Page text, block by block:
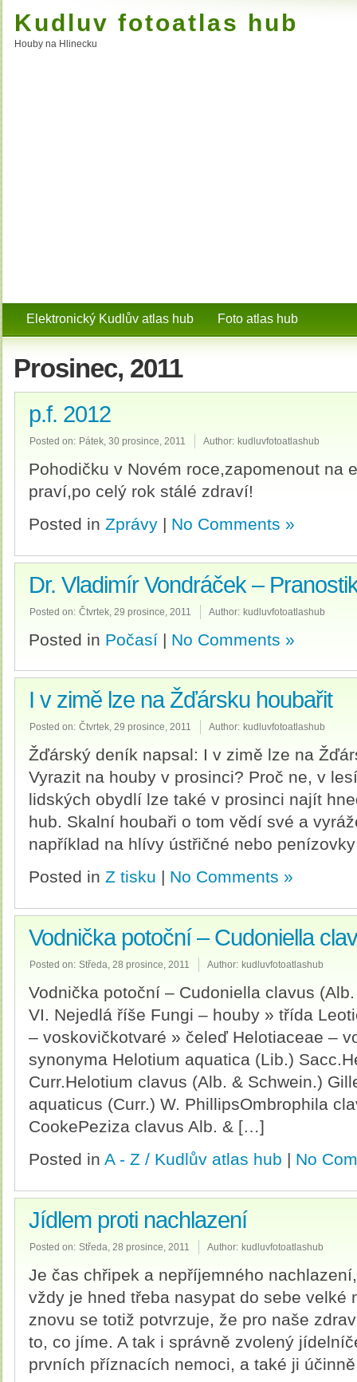
Kudluv fotoatlas hub
Houby na Hlinecku
Elektronický Kudlův atlas hub Foto atlas hub
Prosinec, 2011
p.f. 2012
Posted on: Pátek, 30 prosince, 2011 Author: kudluvfotoatlashub
Pohodičku v Novém roce,zapomenout na
praví,po celý rok stálé zdraví!
Posted in Zprávy | No Comments »
Dr. Vladimír Vondráček –
Posted on: Čtvrtek, 29 prosince, 2011 Author: kudluvfotoatlashub
Posted in Počasí | No Comments »
I v zimě lze na Žďársku houbařit
Posted on: Čtvrtek, 29 prosince, 2011 Author: kudluvfotoatlashub
Žďárský deník napsal: I v zimě lze na
Vyrazit na houby v prosinci? Proč ne, v
lidských obydlí lze také v prosinci najít
hub. Skalní houbaři o tom vědí své a
například na hlívy ústřičné nebo
Posted in Z tisku | No Comments »
Vodnička potoční – Cudoniella
Posted on: Středa, 28 prosince, 2011 Author: kudluvfotoatlashub
Vodnička potoční – Cudoniella clavus
VI. Nejedlá říše Fungi – houby » třída
– voskovičkotvaré » čeleď Helotiaceae –
synonyma Helotium aquatica (Lib.)
Curr.Helotium clavus (Alb. & Schwein.)
aquaticus (Curr.) W. PhillipsOmbrophila
CookePeziza clavus Alb. & […]
Posted in A - Z / Kudlův atlas hub | No
Jídlem proti nachlazení
Posted on: Středa, 28 prosince, 2011 Author: kudluvfotoatlashub
Je čas chřipek a nepříjemného
vždy je hned třeba nasypat do sebe velké
znovu se totiž potvrzuje, že pro naše
to, co jíme. A tak i správně zvolený
prvních příznacích nemoci, a také ji